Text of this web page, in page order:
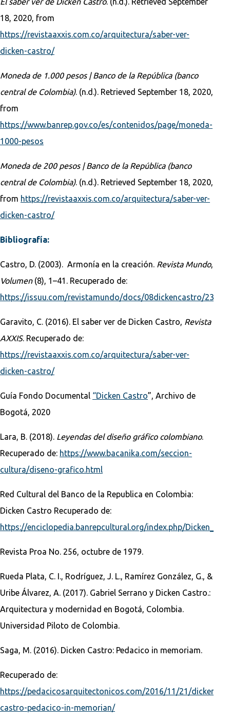
18, 2020, from
https://revistaaxxis.com.co/arquitectura/saber-ver-
dicken-castro/
Moneda de 1.000 pesos | Banco de la República (banco
central de Colombia). (n.d.). Retrieved September 18, 2020,
from
https://www.banrep.gov.co/es/contenidos/page/moneda-
1000-pesos
Moneda de 200 pesos | Banco de la República (banco
central de Colombia). (n.d.). Retrieved September 18, 2020,
from https://revistaaxxis.com.co/arquitectura/saber-ver-
dicken-castro/
Bibliografía:
Castro, D. (2003). Armonía en la creación. Revista Mundo,
Volumen(8), 1–41. Recuperado de:
https://issuu.com/revistamundo/docs/08dickencastro/23
Garavito, C. (2016). El saber ver de Dicken Castro, Revista
AXXIS. Recuperado de:
https://revistaaxxis.com.co/arquitectura/saber-ver-
dicken-castro/
Guía Fondo Documental “Dicken Castro”, Archivo de
Bogotá, 2020
Lara, B. (2018). Leyendas del diseño gráfico colombiano.
Recuperado de: https://www.bacanika.com/seccion-
cultura/diseno-grafico.html
Red Cultural del Banco de la Republica en Colombia:
Dicken Castro Recuperado de:
https://enciclopedia.banrepcultural.org/index.php/
Revista Proa No. 256, octubre de 1979.
Rueda Plata, C. I., Rodríguez, J. L., Ramírez González, G., &
Uribe Álvarez, A. (2017). Gabriel Serrano y Dicken Castro.:
Arquitectura y modernidad en Bogotá, Colombia.
Universidad Piloto de Colombia.
Saga, M. (2016). Dicken Castro: Pedacico in memoriam.
Recuperado de:
https://pedacicosarquitectonicos.com/2016/11/21/dicken-
castro-pedacico-in-memorian/